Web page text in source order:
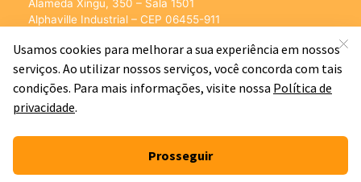
Alameda Xingu, 350 – Sala 1501
Alphaville Industrial – CEP 06455-911
E-mail:[email protected]
©2026 - Estratégia Vestibulares - Cursos Online para Vestibulares.